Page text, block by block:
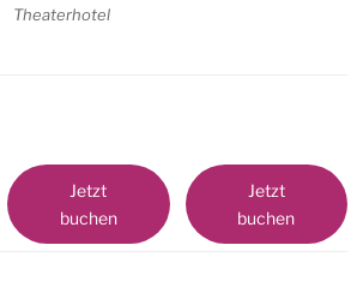
Theaterhotel
Jetzt
buchen
Jetzt
buchen